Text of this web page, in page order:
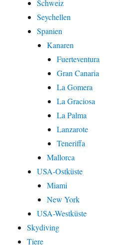
Schweiz
Seychellen
Spanien
Kanaren
Fuerteventura
Gran Canaria
La Gomera
La Graciosa
La Palma
Lanzarote
Teneriffa
Mallorca
USA-Ostküste
Miami
New York
USA-Westküste
Skydiving
Tiere